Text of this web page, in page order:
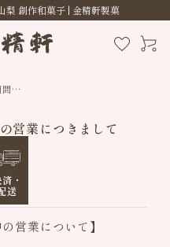
梨 創作和菓子 | 金精軒製菓
・
送
中
営業につきまして
営業について】